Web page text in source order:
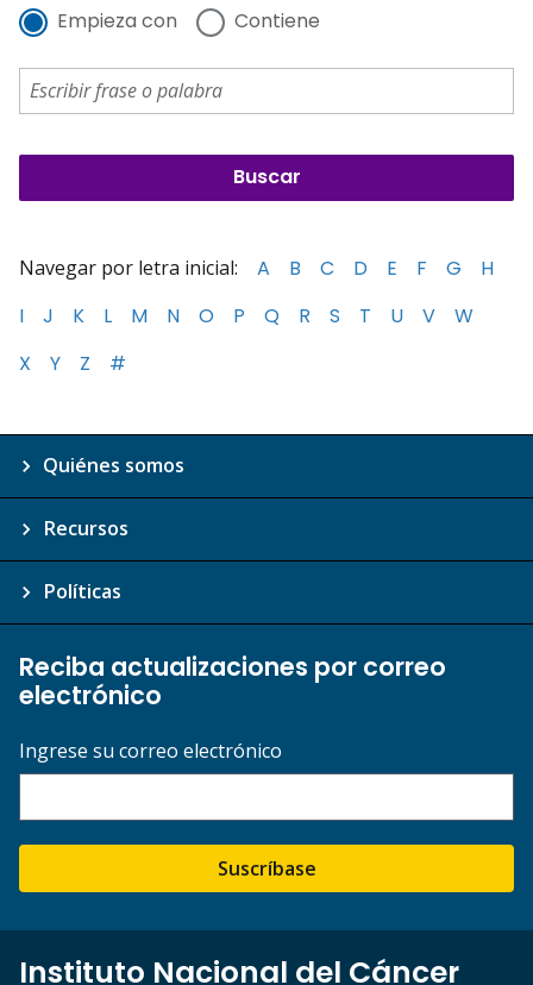
Empieza con Contiene
Navegar por letra inicial: A B C D E F G
H
I
J K L M N O P Q R S T U V
W
X
Y Z #
Quiénes somos
Recursos
Políticas
Reciba actualizaciones por correo
electrónico
Ingrese su correo electrónico
Suscríbase
Instituto Nacional del Cáncer